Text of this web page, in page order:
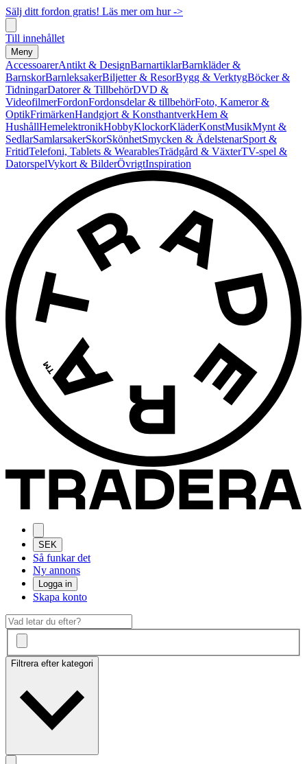
Sälj ditt fordon gratis! Läs mer om hur ->
Till innehållet
Meny
AccessoarerAntikt & DesignBarnartiklarBarnkläder &
BarnskorBarnleksakerBiljetter & ResorBygg & VerktygBöcker &
TidningarDatorer & TillbehörDVD &
VideofilmerFordonFordonsdelar & tillbehörFoto, Kameror &
OptikFrimärkenHandgjort & KonsthantverkHem &
HushållHemelektronikHobbyKlockorKläderKonstMusikMynt &
SedlarSamlarsakerSkorSkönhetSmycken & ÄdelstenarSport &
FritidTelefoni, Tablets & WearablesTrädgård & VäxterTV-spel &
DatorspelVykort & BilderÖvrigtInspiration
SEK
Så funkar det
Ny annons
Logga in
Skapa konto
Filtrera efter kategori